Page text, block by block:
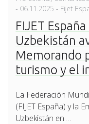
- Posted
06.11.2025 - Fijet
FIJET
Uzbekistán
Memorando
turismo y el
La Federación
(FIJET España) y la
Uzbekistán en …